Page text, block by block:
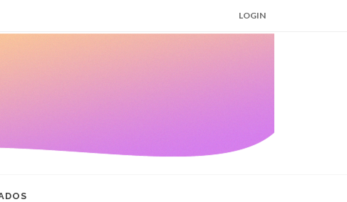
LOGIN